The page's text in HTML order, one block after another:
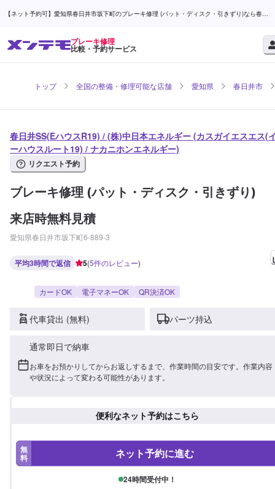
【ネット予約可】愛知県春日井市坂下町のブレーキ修理 (パット・ディスク・引きずり)なら春日
ブレーキ修理
比較・予約サービス
トップ 全国の整備・修理可能な店舗 愛知県 春日井市
春日井SS(EハウスR19) / (株)中日本エネルギー (カスガイエスエス(
ーハウスルート19) / ナカニホンエネルギー)
リクエスト予約
ブレーキ修理 (パット・ディスク・引きずり)
来店時無料見積
愛知県春日井市坂下町6-889-3
平均3時間で返信 5(5件のレビュー)
カードOK 電子マネーOK QR決済OK
代車貸出 (無料) パーツ持込
通常即日で納車
お車をお預かりしてからお返しするまで、作業時間の目安です。作業内容
や状況によって変わる可能性があります。
便利なネット予約はこちら
無
料 ネット予約に進む
24時間受付中！